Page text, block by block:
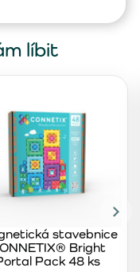
líbit
stavebnice
Bright
Pack 48 ks